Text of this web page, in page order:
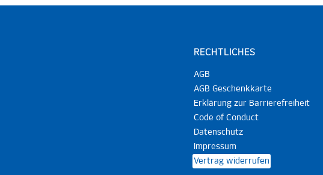
RECHTLICHES
AGB
AGB Geschenkkarte
Erklärung zur Barrierefreiheit
Code of Conduct
Datenschutz
Impressum
Vertrag widerrufen